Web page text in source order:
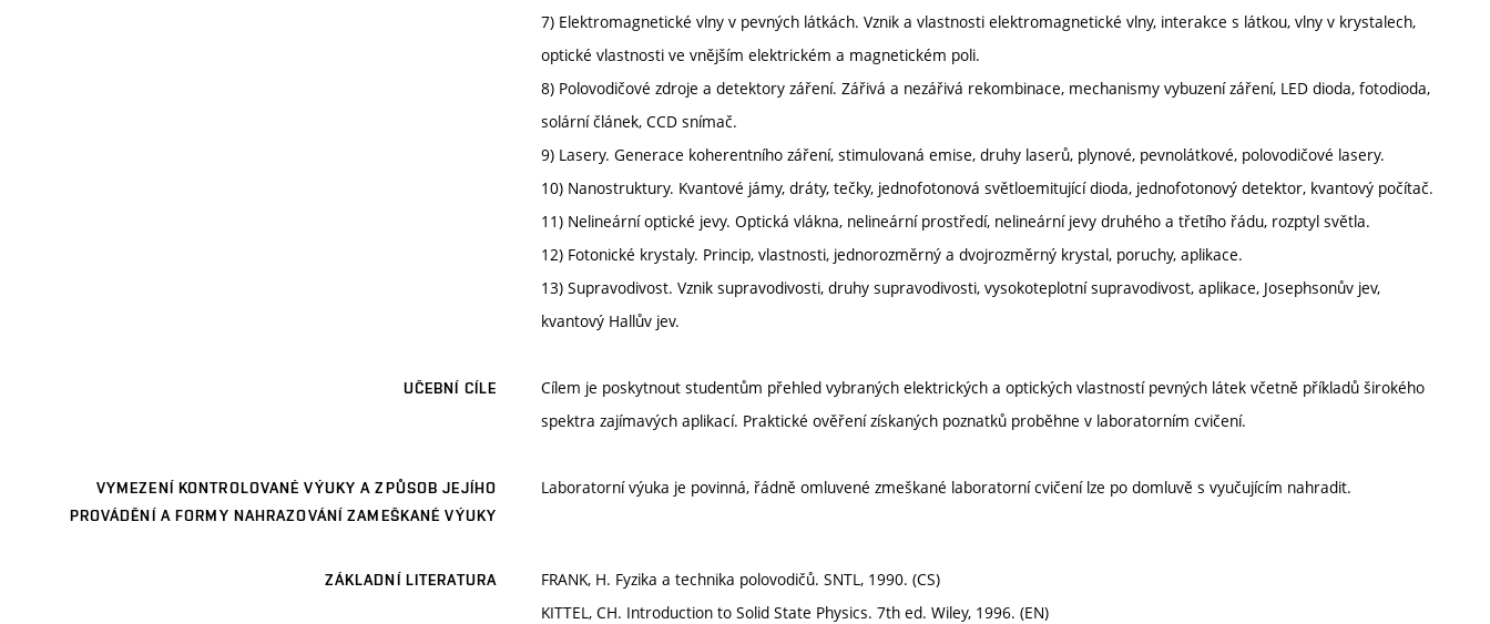
7) Elektromagnetické vlny v pevných látkách. Vznik a vlastnosti elektromagnetické vlny, interakce s látkou, vlny v krystalech,
optické vlastnosti ve vnějším elektrickém a magnetickém poli.
8) Polovodičové zdroje a detektory záření. Zářivá a nezářivá rekombinace, mechanismy vybuzení záření, LED dioda, fotodioda,
solární článek, CCD snímač.
9) Lasery. Generace koherentního záření, stimulovaná emise, druhy laserů, plynové, pevnolátkové, polovodičové lasery.
10) Nanostruktury. Kvantové jámy, dráty, tečky, jednofotonová světloemitující dioda, jednofotonový detektor, kvantový počítač.
11) Nelineární optické jevy. Optická vlákna, nelineární prostředí, nelineární jevy druhého a třetího řádu, rozptyl světla.
12) Fotonické krystaly. Princip, vlastnosti, jednorozměrný a dvojrozměrný krystal, poruchy, aplikace.
13) Supravodivost. Vznik supravodivosti, druhy supravodivosti, vysokoteplotní supravodivost, aplikace, Josephsonův jev,
kvantový Hallův jev.
UČEBNÍ CÍLE
Cílem je poskytnout studentům přehled vybraných elektrických a optických vlastností pevných látek včetně příkladů širokého
spektra zajímavých aplikací. Praktické ověření získaných poznatků proběhne v laboratorním cvičení.
VYMEZENÍ KONTROLOVANÉ VÝUKY A ZPŮSOB JEJÍHO
PROVÁDĚNÍ A FORMY NAHRAZOVÁNÍ ZAMEŠKANÉ VÝUKY
Laboratorní výuka je povinná, řádně omluvené zmeškané laboratorní cvičení lze po domluvě s vyučujícím nahradit.
ZÁKLADNÍ LITERATURA
FRANK, H. Fyzika a technika polovodičů. SNTL, 1990. (CS)
KITTEL, CH. Introduction to Solid State Physics. 7th ed. Wiley, 1996. (EN)